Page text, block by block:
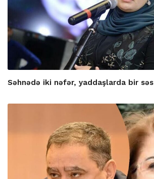
Səhnədə iki nəfər, yaddaşlarda bir səs